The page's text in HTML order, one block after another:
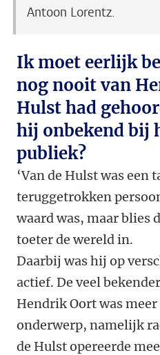
Antoon Lorentz.
Ik moet eerlijk
nog nooit van
Hulst had
hij onbekend bij
publiek?
‘Van de Hulst was een
teruggetrokken
waard was, maar blies
toeter de wereld in.
Daarbij was hij op
actief. De veel
Hendrik Oort was
onderwerp, namelijk
de Hulst opereerde